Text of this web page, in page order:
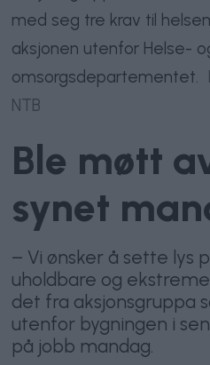
med seg tre krav til
aksjonen utenfor Helse-
omsorgsdepartementet.
NTB
Ble møtt
synet
– Vi ønsker å sette lys
uholdbare og
det fra aksjonsgruppa
utenfor bygningen i
på jobb mandag.